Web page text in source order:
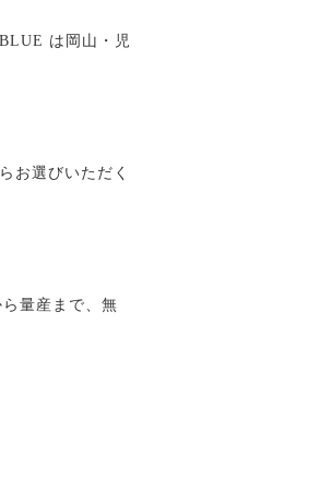
は岡山・児
お選びいただく
量産まで、無